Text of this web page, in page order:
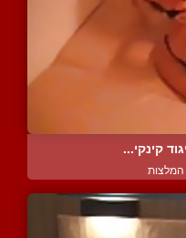
קינקי...